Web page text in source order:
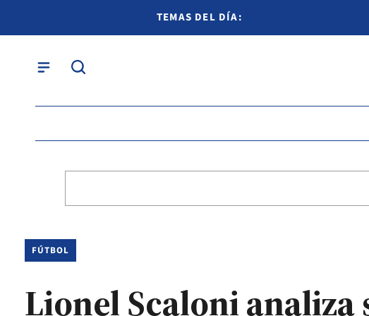
TEMAS DEL DÍA:
FÚTBOL
Lionel Scaloni analiza